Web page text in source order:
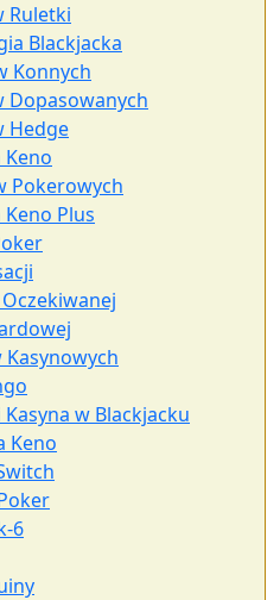
Ruletki
Blackjacka
Konnych
Dopasowanych
Hedge
Pokerowych
Plus
w Blackjacku
Keno
6